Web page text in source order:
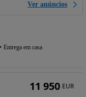
Ver anúncios
Entrega em casa
11 950 EUR